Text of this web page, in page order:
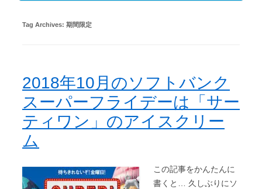
Tag Archives: 期間限定
2018年10月のソフトバンク
スーパーフライデーは「サー
ティワン」のアイスクリー
ム
この記事をかんたんに
書くと… 久しぶりにソ